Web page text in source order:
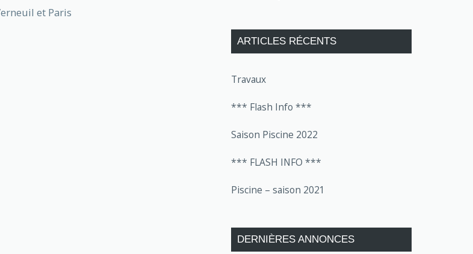
et Paris
ARTICLES RÉCENTS
Travaux
*** Flash Info ***
Saison Piscine 2022
*** FLASH INFO ***
Piscine – saison 2021
DERNIÈRES ANNONCES